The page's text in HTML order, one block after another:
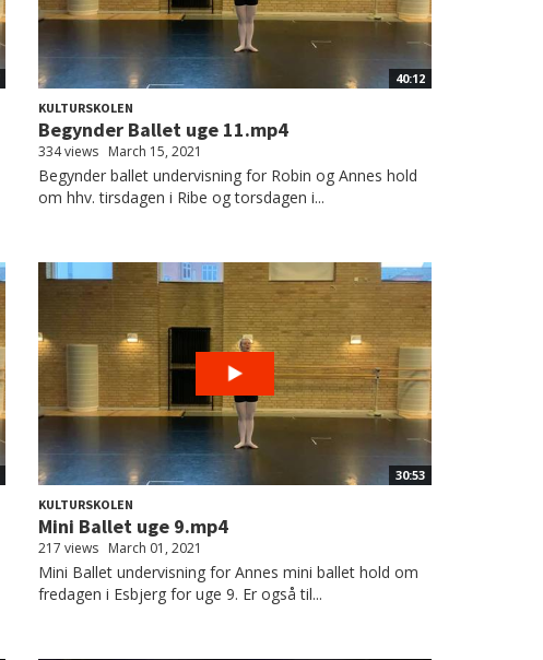
40:12
KULTURSKOLEN
Begynder Ballet uge 11.mp4
334 views March 15, 2021
Begynder ballet undervisning for Robin og Annes hold
om hhv. tirsdagen i Ribe og torsdagen i...
30:53
KULTURSKOLEN
Mini Ballet uge 9.mp4
217 views March 01, 2021
Mini Ballet undervisning for Annes mini ballet hold om
fredagen i Esbjerg for uge 9. Er også til...